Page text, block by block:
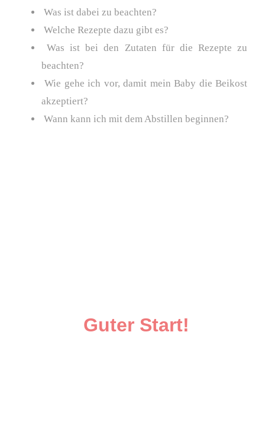
Was ist dabei zu beachten?
Welche Rezepte dazu gibt es?
Was ist bei den Zutaten für die Rezepte zu
beachten?
Wie gehe ich vor, damit mein Baby die Beikost
akzeptiert?
Wann kann ich mit dem Abstillen beginnen?
Guter Start!